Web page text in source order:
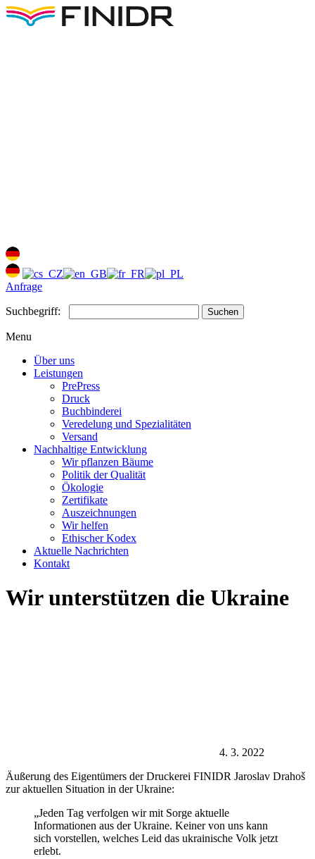
Anfrage
Suchbegriff: Suchen
Menu
Über uns
Leistungen
PrePress
Druck
Buchbinderei
Veredelung und Spezialitäten
Versand
Nachhaltige Entwicklung
Wir pflanzen Bäume
Politik der Qualität
Ökologie
Zertifikate
Auszeichnungen
Wir helfen
Ethischer Kodex
Aktuelle Nachrichten
Kontakt
Wir unterstützen die Ukraine
4. 3. 2022
Äußerung des Eigentümers der Druckerei FINIDR Jaroslav Drahoš
zur aktuellen Situation in der Ukraine:
„Jeden Tag verfolgen wir mit Sorge aktuelle
Informationen aus der Ukraine. Keiner von uns kann
sich vorstellen, welches Leid das ukrainische Volk jetzt
erlebt.